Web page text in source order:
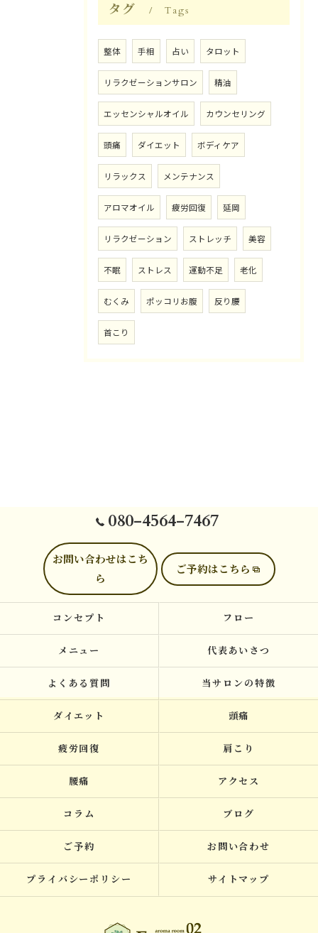
タグ Tags
整体 手相 占い タロット
リラクゼーションサロン 精油
エッセンシャルオイル カウンセリング
頭痛 ダイエット ボディケア
リラックス メンテナンス
アロマオイル 疲労回復 延岡
リラクゼーション ストレッチ 美容
不眠 ストレス 運動不足 老化
むくみ ポッコリお腹 反り腰
首こり
080-4564-7467
お問い合わせはこち
ら
ご予約はこちら
コンセプト フロー
メニュー 代表あいさつ
よくある質問 当サロンの特徴
ダイエット 頭痛
疲労回復 肩こり
腰痛 アクセス
コラム ブログ
ご予約 お問い合わせ
プライバシーポリシー サイトマップ